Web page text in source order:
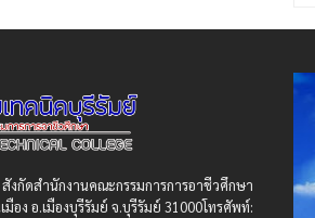
งกัดสํานักงานคณะกรรมการการอาชีวศึกษา
มือง อ.เมืองบุรีรัมย์ จ.บุรีรัมย์ 31000โทรศัพท์: